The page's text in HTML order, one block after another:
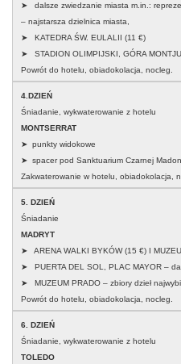
➤ dalsze zwiedzanie miasta m.in.:
– najstarsza dzielnica miasta,
➤ KATEDRA ŚW. EULALII (11 €)
➤ STADION OLIMPIJSKI, GÓRA
Powrót do hotelu, obiadokolacja, nocleg.
4.DZIEŃ
Śniadanie, wykwaterowanie z hotelu
MONTSERRAT
➤ punkty widokowe
➤ spacer pod Sanktuarium Czarnej
Zakwaterowanie w hotelu, obiadokolacja,
5. DZIEŃ
Śniadanie
MADRYT
➤ ARENA WALKI BYKÓW (15 €) I
➤ PUERTA DEL SOL, PLAC MAYOR –
➤ MUZEUM PRADO – zbiory dzieł
Powrót do hotelu, obiadokolacja, nocleg.
6. DZIEŃ
Śniadanie, wykwaterowanie z hotelu
TOLEDO